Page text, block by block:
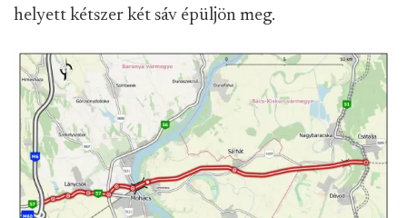
helyett kétszer két sáv épüljön meg.